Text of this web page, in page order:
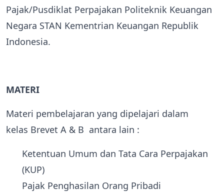
Pajak/Pusdiklat Perpajakan Politeknik Keuangan
Negara STAN Kementrian Keuangan Republik
Indonesia.
MATERI
Materi pembelajaran yang dipelajari dalam
kelas Brevet A & B antara lain :
Ketentuan Umum dan Tata Cara Perpajakan
(KUP)
Pajak Penghasilan Orang Pribadi